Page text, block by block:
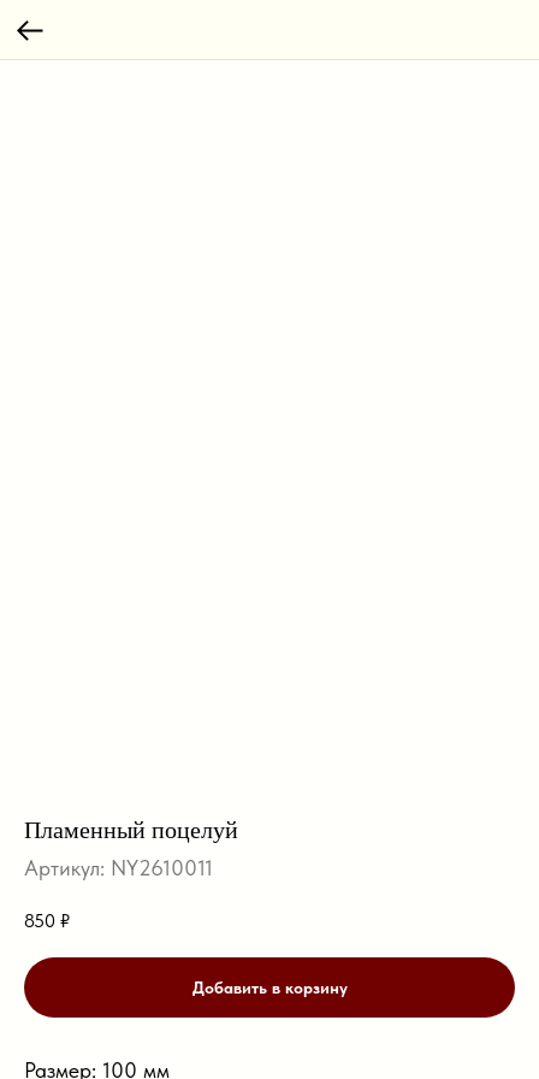
Пламенный поцелуй
Артикул: NY2610011
850 ₽
Добавить в корзину
Размер: 100 мм